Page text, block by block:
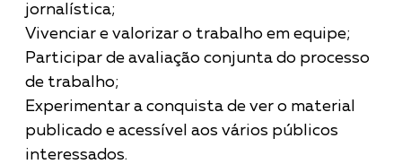
jornalística;
Vivenciar e valorizar o trabalho em equipe;
Participar de avaliação conjunta do processo
de trabalho;
Experimentar a conquista de ver o material
publicado e acessível aos vários públicos
interessados.